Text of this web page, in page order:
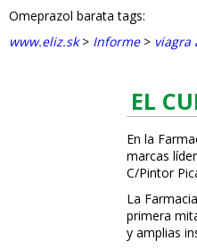
Omeprazol barata tags:
www.eliz.sk> Informe> viagra
EL
En la
marcas
C/Pintor
La
primera
y amplias